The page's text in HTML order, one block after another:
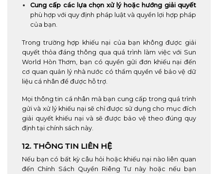
Cung cấp các lựa chọn xử lý hoặc hướng giải quyết
phù hợp với quy định pháp luật và quyền lợi hợp pháp
của bạn.
Trong trường hợp khiếu nại của bạn không được giải
quyết thỏa đáng thông qua quá trình làm việc với Sun
World Hòn Thơm, bạn có quyền gửi đơn khiếu nại đến
cơ quan quản lý nhà nước có thẩm quyền về bảo vệ dữ
liệu cá nhân để được hỗ trợ.
Mọi thông tin cá nhân mà bạn cung cấp trong quá trình
gửi và xử lý khiếu nại sẽ chỉ được sử dụng cho mục đích
giải quyết khiếu nại và sẽ được bảo vệ theo đúng quy
định tại chính sách này.
12. THÔNG TIN LIÊN HỆ
Nếu bạn có bất kỳ câu hỏi hoặc khiếu nại nào liên quan
đến Chính Sách Quyền Riêng Tư này hoặc nếu bạn